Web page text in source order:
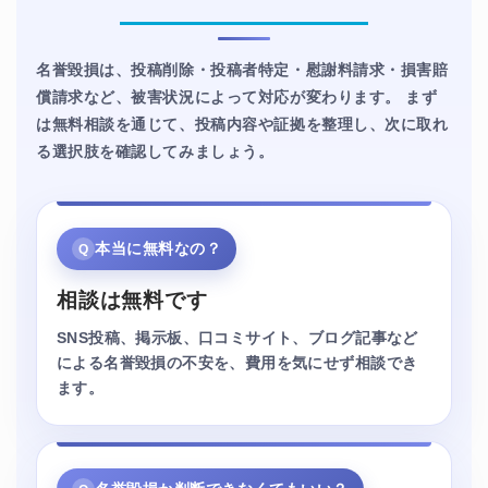
名誉毀損は、投稿削除・投稿者特定・慰謝料請求・損害賠
償請求など、被害状況によって対応が変わります。 まず
は無料相談を通じて、投稿内容や証拠を整理し、次に取れ
る選択肢を確認してみましょう。
Q 本当に無料なの？
相談は無料です
SNS投稿、掲示板、口コミサイト、ブログ記事など
による名誉毀損の不安を、費用を気にせず相談でき
ます。